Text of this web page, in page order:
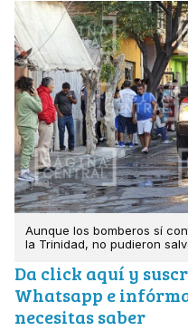
Aunque los bomberos sí
la Trinidad, no pudieron
Da click aquí y
Whatsapp e
necesitas saber